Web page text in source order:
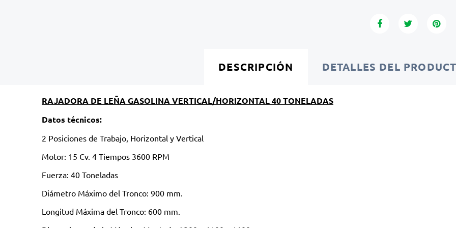
DESCRIPCIÓN DETALLES DEL
RAJADORA DE LEÑA GASOLINA VERTICAL/HORIZONTAL 40 TONELADAS
Datos técnicos:
2 Posiciones de Trabajo, Horizontal y Vertical
Motor: 15 Cv. 4 Tiempos 3600 RPM
Fuerza: 40 Toneladas
Diámetro Máximo del Tronco: 900 mm.
Longitud Máxima del Tronco: 600 mm.